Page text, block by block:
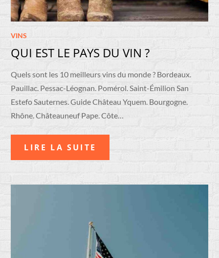
VINS
QUI EST LE PAYS DU VIN ?
Quels sont les 10 meilleurs vins du monde ? Bordeaux.
Pauillac. Pessac-Léognan. Pomérol. Saint-Émilion San
Estefo Sauternes. Guide Château Yquem. Bourgogne.
Rhône. Châteauneuf Pape. Côte…
LIRE LA SUITE